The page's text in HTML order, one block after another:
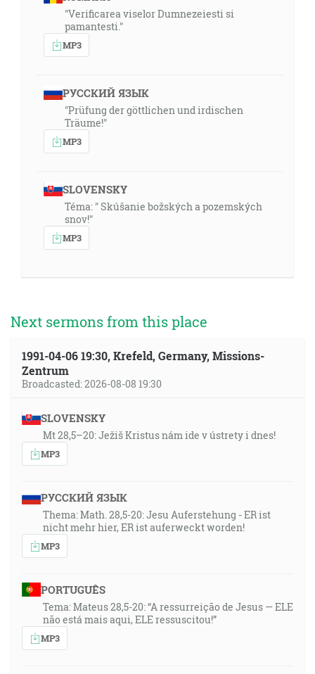
"Verificarea viselor Dumnezeiesti si
pamantesti."
MP3
РУССКИЙ ЯЗЫК
"Prüfung der göttlichen und irdischen
Träume!"
MP3
SLOVENSKY
Téma: " Skúšanie božských a pozemských
snov!"
MP3
Next sermons from this place
1991-04-06 19:30, Krefeld, Germany, Missions-
Zentrum
Broadcasted: 2026-08-08 19:30
SLOVENSKY
Mt 28,5–20: Ježiš Kristus nám ide v ústrety i dnes!
MP3
РУССКИЙ ЯЗЫК
Thema: Math. 28,5-20: Jesu Auferstehung - ER ist
nicht mehr hier, ER ist auferweckt worden!
MP3
PORTUGUÊS
Tema: Mateus 28,5-20: “A ressurreição de Jesus — ELE
não está mais aqui, ELE ressuscitou!”
MP3